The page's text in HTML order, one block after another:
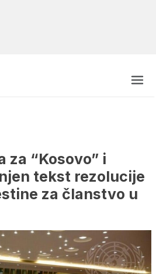
za “Kosovo” i
tekst rezolucije
za članstvo u